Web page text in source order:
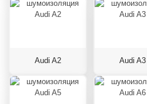
Audi A2 Audi A3